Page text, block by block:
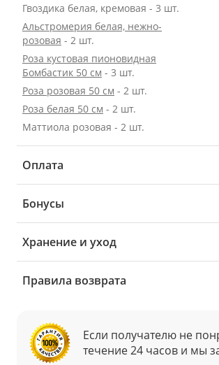
Гвоздика белая, кремовая - 3 шт.
Альстромерия белая, нежно-
розовая - 2 шт.
Роза кустовая пионовидная
Бомбастик 50 см - 3 шт.
Роза розовая 50 см - 2 шт.
Роза белая 50 см - 2 шт.
Маттиола розовая - 2 шт.
Оплата
Бонусы
Хранение и уход
Правила возврата
Если получателю не
течение 24 часов и мы